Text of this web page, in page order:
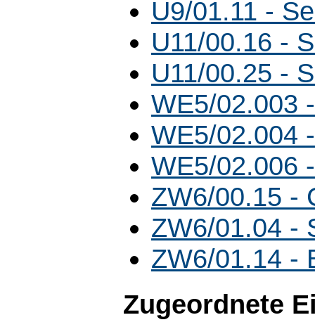
U9/01.11 -
U11/00.16 -
U11/00.25 -
WE5/02.003
WE5/02.004
WE5/02.006
ZW6/00.15 -
ZW6/01.04 -
ZW6/01.14 -
Zugeordnete